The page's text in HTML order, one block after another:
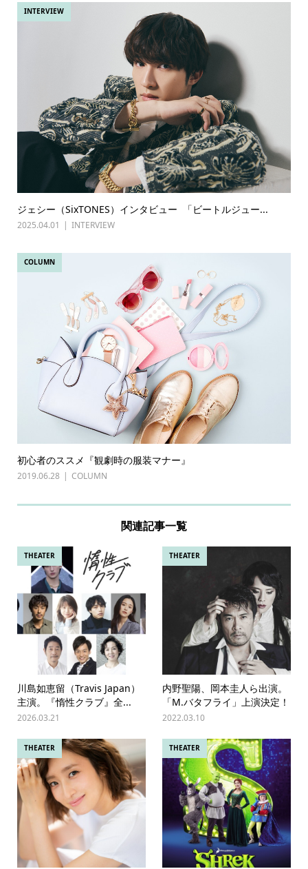
INTERVIEW
ジェシー（SixTONES）インタビュー 「ビートルジュー...
2025.04.01 INTERVIEW
COLUMN
初心者のススメ『観劇時の服装マナー』
2019.06.28 COLUMN
関連記事一覧
THEATER
川島如恵留（Travis Japan）
主演。『惰性クラブ』全...
2026.03.21
THEATER
内野聖陽、岡本圭人ら出演。
「M.バタフライ」上演決定！
2022.03.10
THEATER THEATER